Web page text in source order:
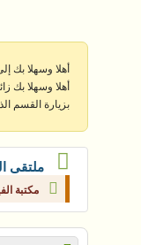
أهلا وسهلا بك
أهلا وسهلا بك
بزيارة القسم
ملتقى
مكتبة